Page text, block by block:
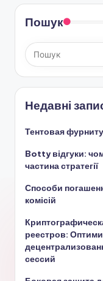
Пошук
Недавні
Тентовая
Botty відгуки:
частина стратегії
Способи
комісій
реестров:
сессий